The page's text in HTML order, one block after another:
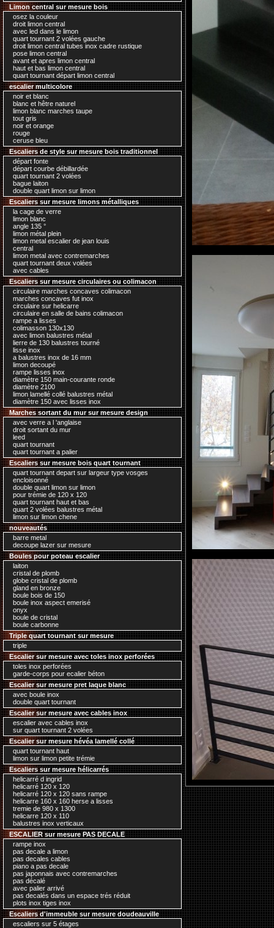
Limon central sur mesure bois
osez la couleur
droit limon central
avec led dans le limon
quart tournant 2 volées gauche
droit limon central tubes inox cadre rustique
pose limon central
avant et apres limon central
haut et bas limon central
quart tournant départ limon central
escalier multicolore
noir et blanc
blanc et hêtre naturel
limon blanc marches taupe
tout gris
noir et orange
rouge
ceruse bleu
Escaliers de style sur mesure bois traditionnel
départ fonte
départ courbe débillardée
quart tournant 2 volées
bague laiton
double quart limon sur limon
Escaliers sur mesure limons métalliques
la cage de verre
limon blanc
angle 135 °
limon métal plein
limon metal escalier de jean louis
central
limon metal avec contremarches
quart tournant deux volées
avec cables
Escaliers sur mesure circulaires ou colimacon
circulaire marches concaves colimacon
marches concaves fut inox
circulaire sur helicarre
circulaire en salle de bains colimacon
rampe a lisses
colimasson 130x130
avec limon balustres métal
lierre de 130 balustres tourné
lisse inox
a balustres inox de 16 mm
limon decoupé
rampe lisses inox
diamètre 150 main-courante ronde
diamètre 2100
limon lamellé collé balustres métal
diamètre 150 avec lisses inox
Marches sortant du mur sur mesure design
avec verre a l 'anglaise
droit sortant du mur
leed
quart tournant
quart tournant a palier
Escaliers sur mesure bois quart tournant
quart tournant depart sur largeur type vosges
encloisonné
double quart limon sur limon
pour trémie de 120 x 120
quart tournant haut et bas
quart 2 volées balustres métal
limon sur limon chene
nouveautés
barre metal
decoupe lazer sur mesure
Boules pour poteau escalier
laiton
cristal de plomb
globe cristal de plomb
gland en bronze
boule bois de 150
boule inox aspect emerisé
onyx
boule de cristal
boule carbonne
Triple quart tournant sur mesure
triple
Escalier sur mesure avec toles inox perforées
toles inox perforées
garde-corps pour ecalier béton
Escalier sur mesure pret laque blanc
avec boule inox
double quart tournant
Escalier sur mesure avec cables inox
escalier avec cables inox
sur quart tournant 2 volées
Escalier sur mesure hévéa lamellé collé
quart tournant haut
limon sur limon petite trémie
Escaliers sur mesure hélicarrés
helicarré d ingrid
helicarré 120 x 120
helicarré 120 x 120 sans rampe
helicarre 160 x 160 herse a lisses
tremie de 980 x 1300
helicarre 120 x 110
balustres inox verticaux
ESCALIER sur mesure PAS DECALE
rampe inox
pas decale a limon
pas decales cables
piano a pas decale
pas japonnais avec contremarches
pas décalé
avec palier arrivé
pas decalés dans un espace trés réduit
plots inox tiges inox
Escaliers d'immeuble sur mesure doudeauville
escaliers sur 5 étages